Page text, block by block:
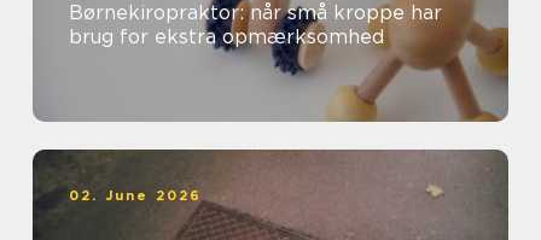
Børnekiropraktor: når små kroppe har
brug for ekstra opmærksomhed
02. June 2026